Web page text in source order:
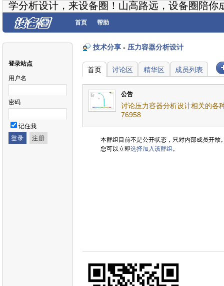
学分析设计，来设备圈！山高路远，设备圈陪你
首页 帮助
登录站点
用户名
密码
记住我
技术分享 - 压力容器分析设计
首页 讨论区 精华区 成员列表
公告
讨论压力容器分析设计相关的各
76958
本群组目前不是公开状态，只对内部成员开放
您可以立即选择加入该群组 。